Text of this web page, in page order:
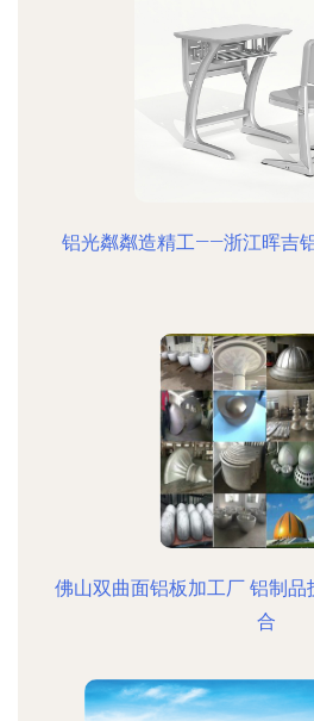
铝光粼粼造精工——浙江晖吉
佛山双曲面铝板加工厂 铝制品
合